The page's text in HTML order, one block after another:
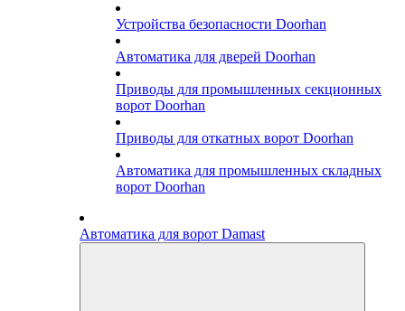
Устройства безопасности Doorhan
Автоматика для дверей Doorhan
Приводы для промышленных секционных
ворот Doorhan
Приводы для откатных ворот Doorhan
Автоматика для промышленных складных
ворот Doorhan
Автоматика для ворот Damast